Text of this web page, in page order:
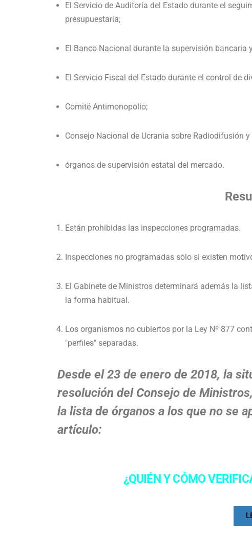
El Servicio de Auditoría del Estado durante el
presupuestaria;
El Banco Nacional durante la supervisión bancaria
El Servicio Fiscal del Estado durante el control de
Comité Antimonopolio;
Consejo Nacional de Ucrania sobre Radiodifusión y
órganos de supervisión estatal del mercado.
Están prohibidas las inspecciones programadas.
Inspecciones no programadas sólo si existen
El Gabinete de Ministros determinará además la
la forma habitual.
Los organismos no cubiertos por la Ley Nº 877
"perfiles" separadas.
Desde el 23 de enero de 2018, la
resolución del Consejo de
la lista de órganos a los que no se
artículo:
¿QUIÉN Y CÓMO